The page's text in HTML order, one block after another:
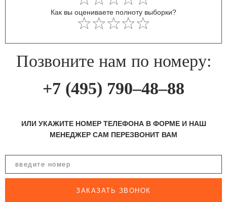
Как вы оцениваете полноту выборки?
Позвоните нам по номеру:
+7 (495) 790–48–88
ИЛИ УКАЖИТЕ НОМЕР ТЕЛЕФОНА В ФОРМЕ И НАШ
МЕНЕДЖЕР САМ ПЕРЕЗВОНИТ ВАМ
ЗАКАЗАТЬ ЗВОНОК